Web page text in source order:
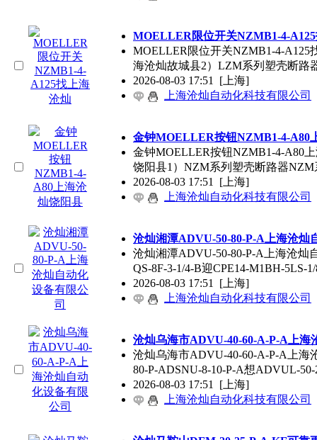
MOELLER限位开关NZMB1-4-
MOELLER限位开关NZMB1-4-A125
海沧灿故城县2）LZM系列塑壳断路
2026-08-03 17:51 [上海]
上海沧灿自动化科技有限公司
金钟MOELLER按钮NZMB1-4-A80
金钟MOELLER按钮NZMB1-4-A80
饶阳县1）NZM系列塑壳断路器
2026-08-03 17:51 [上海]
上海沧灿自动化科技有限公司
沧灿湘潭ADVU-50-80-P-A 上海沧灿
沧灿湘潭ADVU-50-80-P-A 上海沧灿
QS-8F-3-1/4-B迎CPE14-M1BH-5LS-
2026-08-03 17:51 [上海]
上海沧灿自动化科技有限公司
沧灿乌海市ADVU-40-60-A-P-A 上海
沧灿乌海市ADVU-40-60-A-P-A 上海
80-P-ADSNU-8-10-P-A想ADVUL-50-
2026-08-03 17:51 [上海]
上海沧灿自动化科技有限公司